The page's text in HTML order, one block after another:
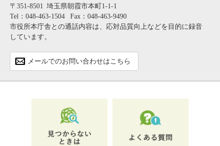
〒351-8501
埼玉県朝霞市本町1-1-1
Tel：048-463-1504
Fax：048-463-9490
市役所本庁舎との通話内容は、応対品質向上などを目的に録音
しています。
メールでのお問い合わせはこちら